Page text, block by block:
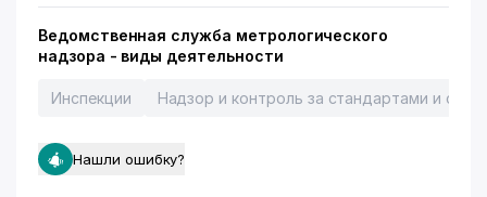
Ведомственная служба метрологического
надзора - виды деятельности
Инспекции Надзор и контроль за стандартами и
Нашли ошибку?